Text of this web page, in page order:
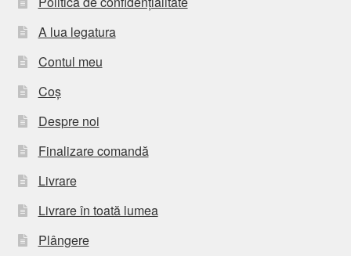
A lua legatura
Contul meu
Coș
Despre noi
Finalizare comandă
Livrare
Livrare în toată lumea
Plângere